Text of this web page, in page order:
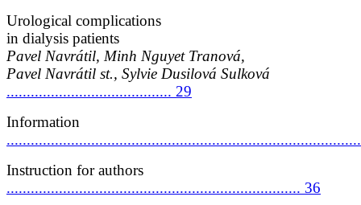
Urological complications
in dialysis patients
Pavel Navrátil, Minh Nguyet Tranová,
Pavel Navrátil st., Sylvie Dusilová Sulková
......................................... 29
Information
Instruction for authors
......................................................................... 36